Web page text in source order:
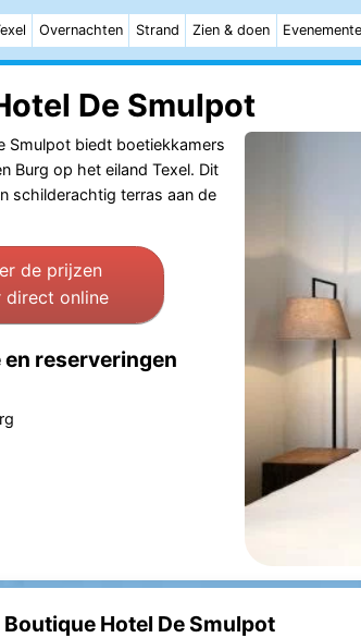
Overnachten Strand Zien & doen
De Smulpot
Smulpot biedt boetiekkamers
Burg op het eiland Texel. Dit
schilderachtig terras aan de
de prijzen
direct online
reserveringen
Hotel De Smulpot